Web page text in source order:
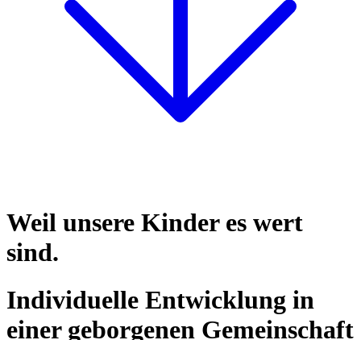
Weil unsere Kinder es wert
sind.
Individuelle Entwicklung in
einer geborgenen Gemeinschaft